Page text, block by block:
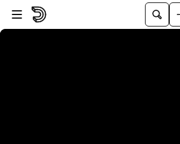
Lewati ke pemutar
Lewatkan ke konten utama